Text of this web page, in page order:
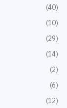
(40)
(10)
(29)
(14)
(2)
(6)
(12)